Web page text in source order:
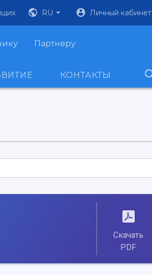
RU Личный кабинет
Партнеру
КОНТАКТЫ
Скачать
PDF